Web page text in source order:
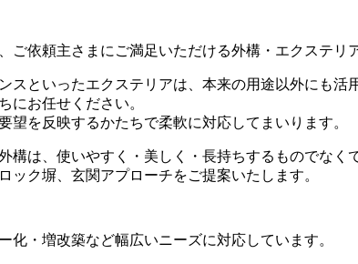
依頼主さまにご満足いただける外構・エクステリ
といったエクステリアは、本来の用途以外にも活
にお任せください。
を反映するかたちで柔軟に対応してまいります。
は、使いやすく・美しく・長持ちするものでなく
ク塀、玄関アプローチをご提案いたします。
・増改築など幅広いニーズに対応しています。